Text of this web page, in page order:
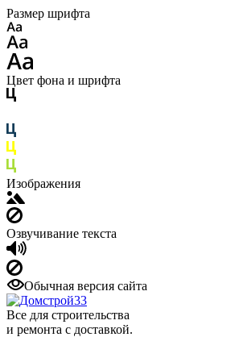
Размер шрифта
Цвет фона и шрифта
Изображения
Озвучивание текста
Обычная версия сайта
Все для строительства
и ремонта с доставкой.